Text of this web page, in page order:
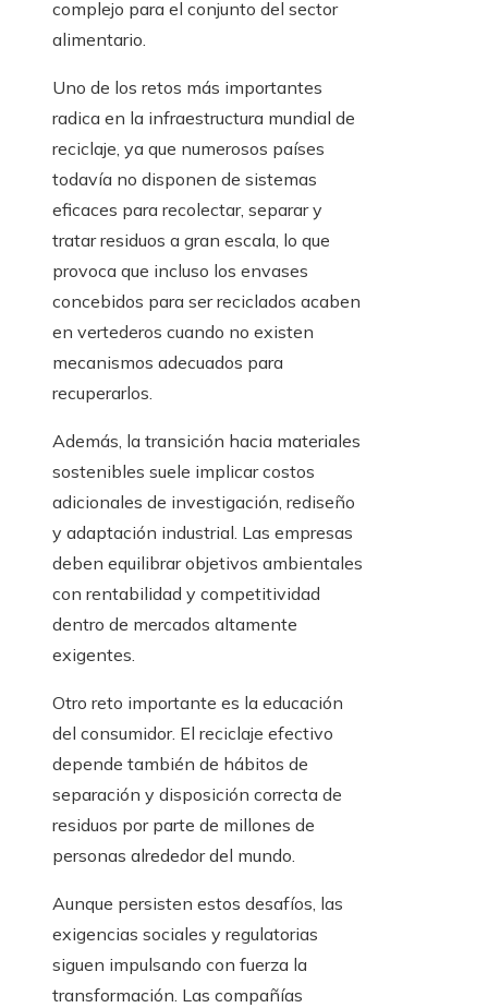
complejo para el conjunto del sector
alimentario.
Uno de los retos más importantes
radica en la infraestructura mundial de
reciclaje, ya que numerosos países
todavía no disponen de sistemas
eficaces para recolectar, separar y
tratar residuos a gran escala, lo que
provoca que incluso los envases
concebidos para ser reciclados acaben
en vertederos cuando no existen
mecanismos adecuados para
recuperarlos.
Además, la transición hacia materiales
sostenibles suele implicar costos
adicionales de investigación, rediseño
y adaptación industrial. Las empresas
deben equilibrar objetivos ambientales
con rentabilidad y competitividad
dentro de mercados altamente
exigentes.
Otro reto importante es la educación
del consumidor. El reciclaje efectivo
depende también de hábitos de
separación y disposición correcta de
residuos por parte de millones de
personas alrededor del mundo.
Aunque persisten estos desafíos, las
exigencias sociales y regulatorias
siguen impulsando con fuerza la
transformación. Las compañías